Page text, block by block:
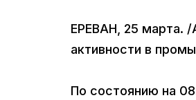
ЕРЕВАН, 25 марта.
активности в
По состоянию на